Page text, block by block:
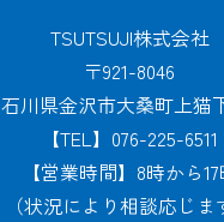
TSUTSUJI株式会社
〒921-8046
石川県金沢市大桑町上猫
【TEL】076-225-6511
【営業時間】8時から
（状況により相談応じま